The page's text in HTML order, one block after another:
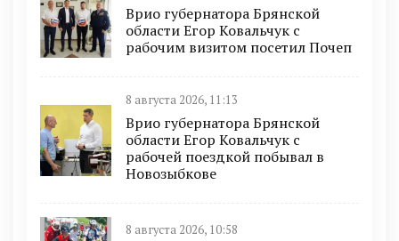
Врио губернатора Брянской
области Егор Ковальчук с
рабочим визитом посетил Почеп
8 августа 2026, 11:13
Врио губернатора Брянской
области Егор Ковальчук с
рабочей поездкой побывал в
Новозыбкове
8 августа 2026, 10:58